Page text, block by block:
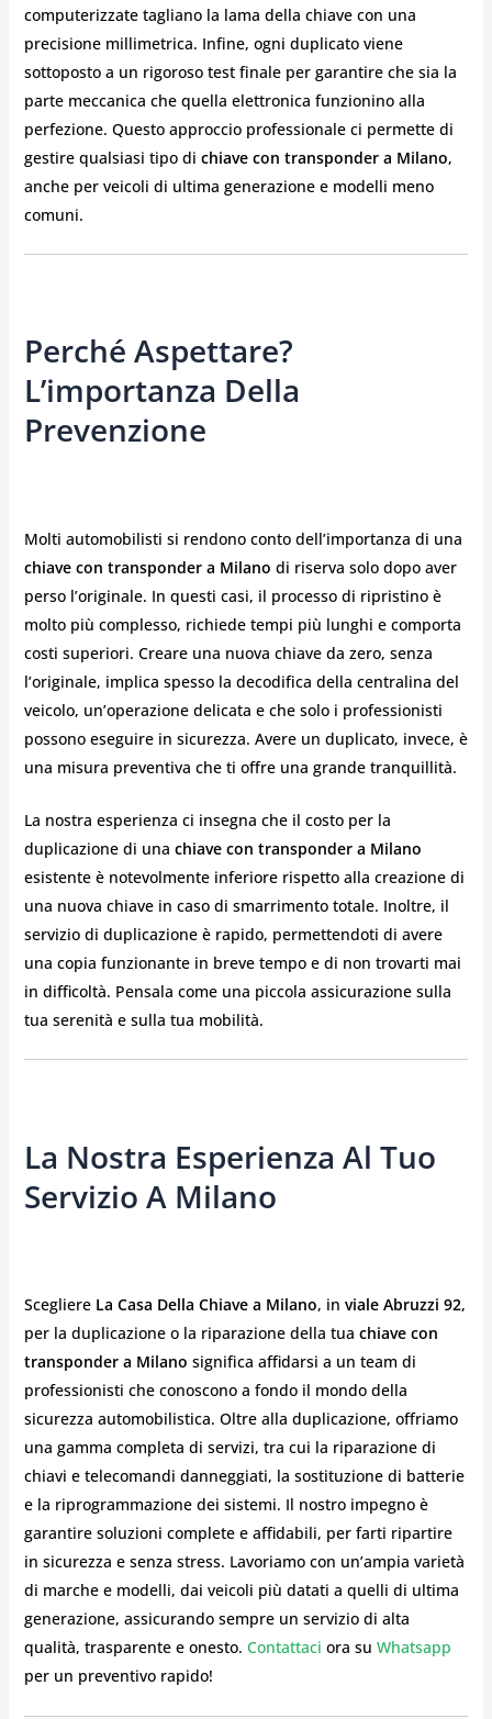
computerizzate tagliano la lama della chiave con una
precisione millimetrica. Infine, ogni duplicato viene
sottoposto a un rigoroso test finale per garantire che sia la
parte meccanica che quella elettronica funzionino alla
perfezione. Questo approccio professionale ci permette di
gestire qualsiasi tipo di chiave con transponder a Milano,
anche per veicoli di ultima generazione e modelli meno
comuni.
Perché Aspettare?
L’importanza Della
Prevenzione
Molti automobilisti si rendono conto dell’importanza di una
chiave con transponder a Milano di riserva solo dopo aver
perso l’originale. In questi casi, il processo di ripristino è
molto più complesso, richiede tempi più lunghi e comporta
costi superiori. Creare una nuova chiave da zero, senza
l’originale, implica spesso la decodifica della centralina del
veicolo, un’operazione delicata e che solo i professionisti
possono eseguire in sicurezza. Avere un duplicato, invece, è
una misura preventiva che ti offre una grande tranquillità.
La nostra esperienza ci insegna che il costo per la
duplicazione di una chiave con transponder a Milano
esistente è notevolmente inferiore rispetto alla creazione di
una nuova chiave in caso di smarrimento totale. Inoltre, il
servizio di duplicazione è rapido, permettendoti di avere
una copia funzionante in breve tempo e di non trovarti mai
in difficoltà. Pensala come una piccola assicurazione sulla
tua serenità e sulla tua mobilità.
La Nostra Esperienza Al Tuo
Servizio A Milano
Scegliere La Casa Della Chiave a Milano, in viale Abruzzi 92,
per la duplicazione o la riparazione della tua chiave con
transponder a Milano significa affidarsi a un team di
professionisti che conoscono a fondo il mondo della
sicurezza automobilistica. Oltre alla duplicazione, offriamo
una gamma completa di servizi, tra cui la riparazione di
chiavi e telecomandi danneggiati, la sostituzione di batterie
e la riprogrammazione dei sistemi. Il nostro impegno è
garantire soluzioni complete e affidabili, per farti ripartire
in sicurezza e senza stress. Lavoriamo con un’ampia varietà
di marche e modelli, dai veicoli più datati a quelli di ultima
generazione, assicurando sempre un servizio di alta
qualità, trasparente e onesto. Contattaci ora su Whatsapp
per un preventivo rapido!